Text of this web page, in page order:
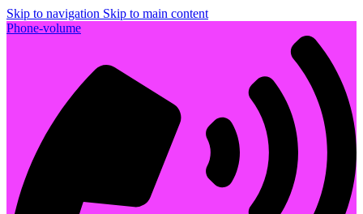
Skip to navigation Skip to main content
Phone-volume